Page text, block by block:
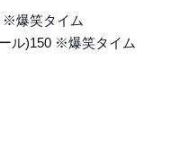
※爆笑タイム
ル)150 ※爆笑タイム